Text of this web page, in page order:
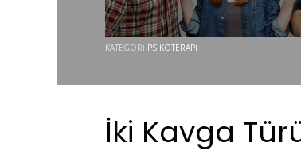
KATEGORI PSIKOTERAPI
İki Kavga